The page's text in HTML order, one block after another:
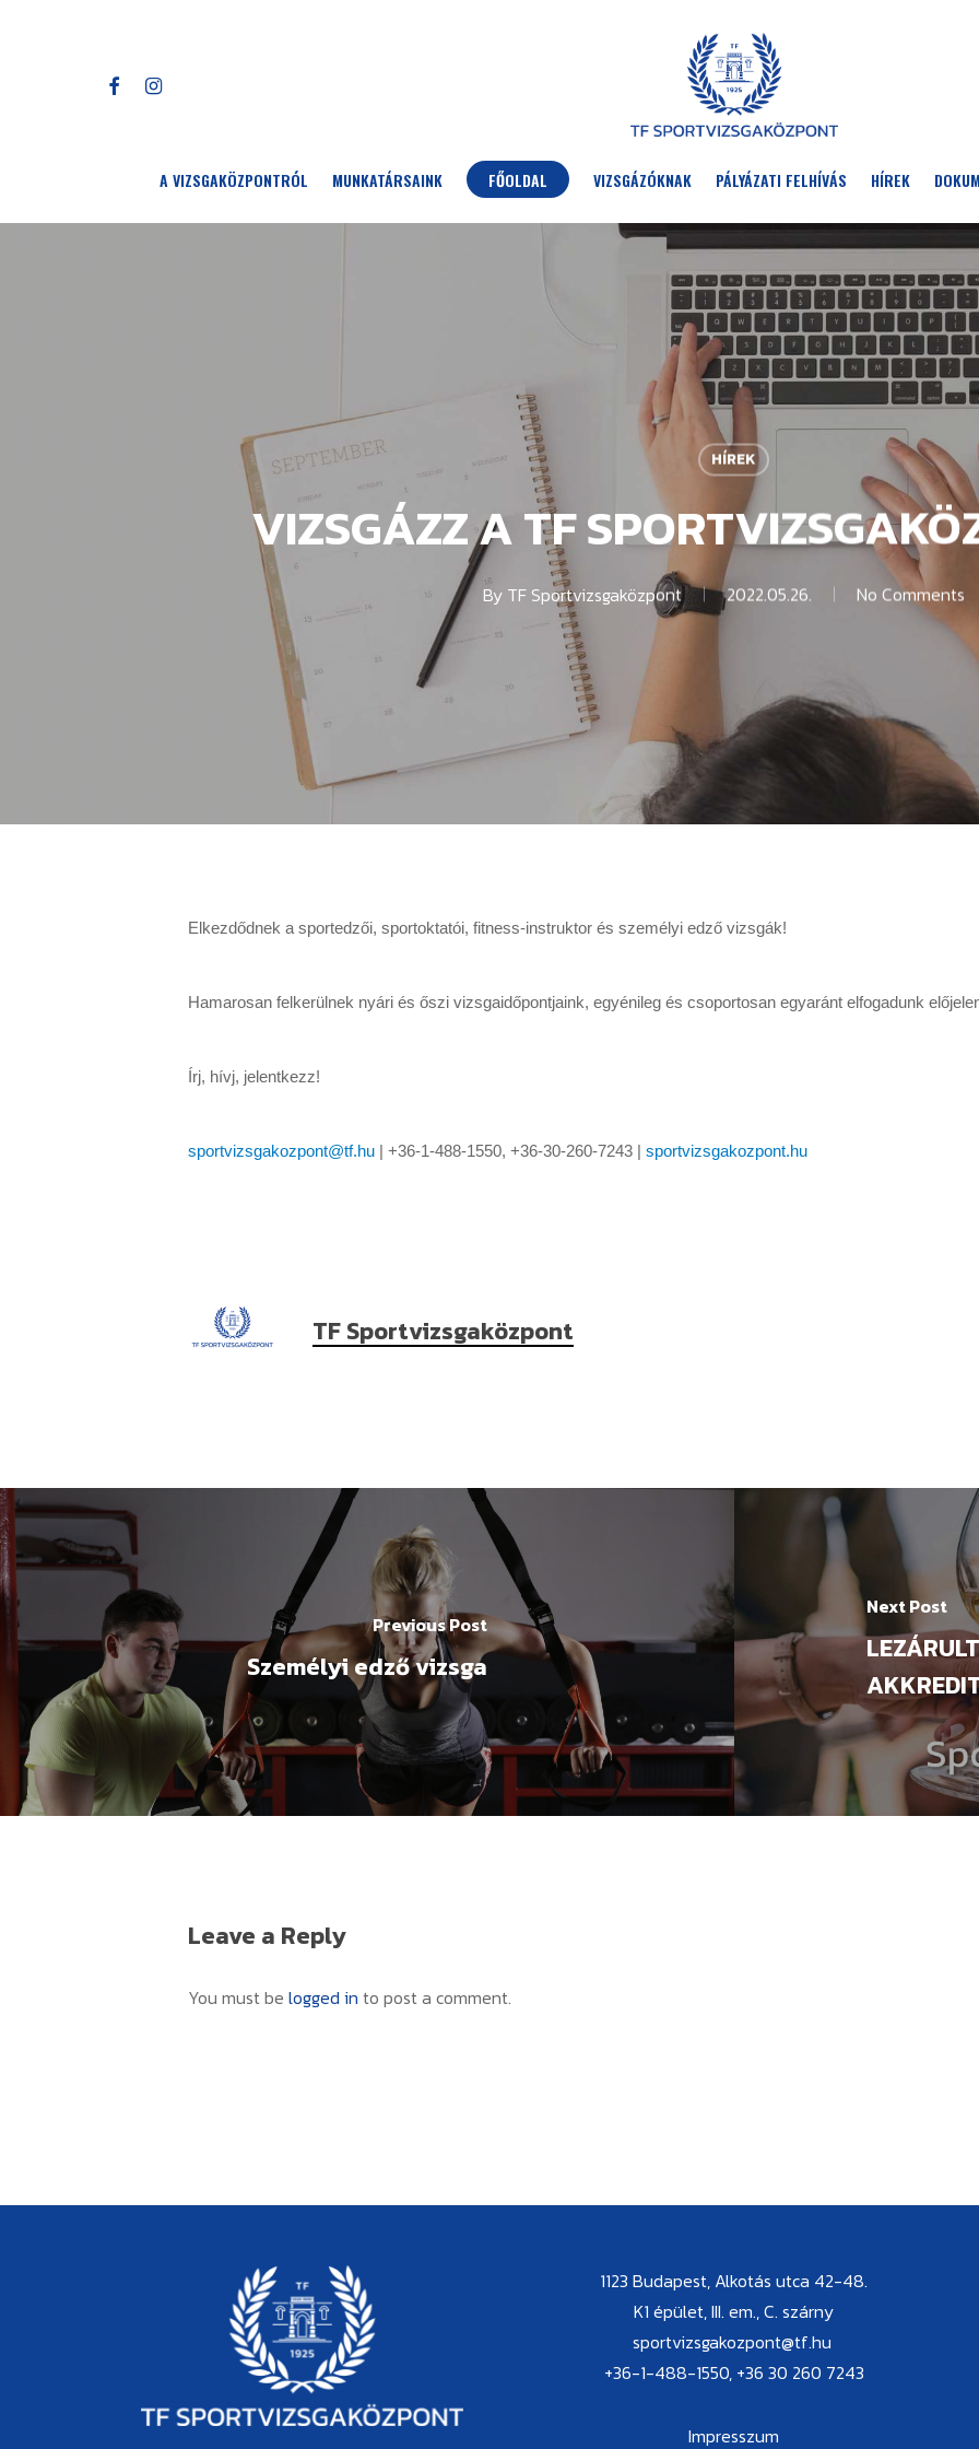
FACEBOOKINSTAGRAM
A VIZSGAKÖZPONTRÓL MUNKATÁRSAINK FŐOLDAL VIZSGÁZÓKNAK PÁLYÁZATI FELHÍVÁS HÍREK
HÍREK
VIZSGÁZZ A TF
By TF Sportvizsgaközpont 2022.05.26. No Comments
Elkezdődnek a sportedzői, sportoktatói, fitness-instruktor és személyi edző vizsgák!
Hamarosan felkerülnek nyári és őszi vizsgaidőpontjaink, egyénileg és csoportosan egyaránt elfogadunk
Írj, hívj, jelentkezz!
sportvizsgakozpont@tf.hu | +36-1-488-1550, +36-30-260-7243 | sportvizsgakozpont.hu
TF Sportvizsgaközpont
Previous Post
Személyi edző vizsga
Next Post
Leave a Reply
You must be logged in to post a comment.
1123 Budapest, Alkotás utca 42-48.
K1 épület, III. em., C. szárny
sportvizsgakozpont@tf.hu
+36-1-488-1550, +36 30 260 7243
Impresszum